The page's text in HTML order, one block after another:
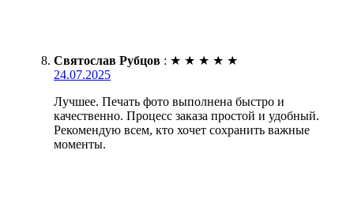
Святослав Рубцов : ★ ★ ★ ★ ★
24.07.2025
Лучшее. Печать фото выполнена быстро и
качественно. Процесс заказа простой и удобный.
Рекомендую всем, кто хочет сохранить важные
моменты.